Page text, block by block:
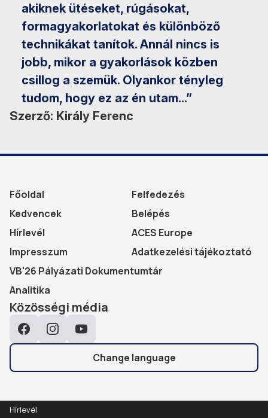
akiknek ütéseket, rúgásokat,
formagyakorlatokat és különböző
technikákat tanítok. Annál nincs is
jobb, mikor a gyakorlások közben
csillog a szemük. Olyankor tényleg
tudom, hogy ez az én utam...”
Szerző: Király Ferenc
Főoldal
Felfedezés
Kedvencek
Belépés
Hírlevél
ACES Europe
Impresszum
Adatkezelési tájékoztató
VB'26 Pályázati Dokumentumtár
Analitika
Közösségi média
FacebookInstagramYouTube
Change language
Hírlevél